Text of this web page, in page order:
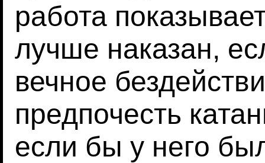
работа
лучше наказан,
вечное
предпочесть
если бы у него